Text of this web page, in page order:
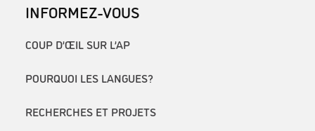
INFORMEZ-VOUS
COUP D’ŒIL SUR L’AP
POURQUOI LES LANGUES?
RECHERCHES ET PROJETS